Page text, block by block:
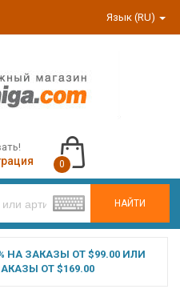
Язык (RU)
НАЙТИ
0
ЗАКАЗЫ ОТ $99.00 ИЛИ
ОТ $169.00